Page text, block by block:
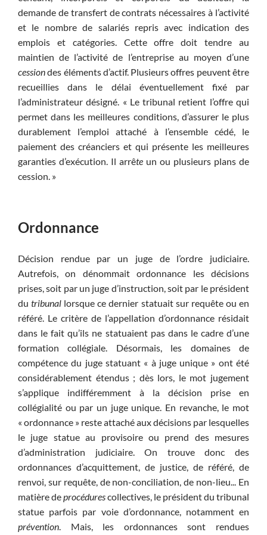
demande de transfert de contrats nécessaires à l’activité
et le nombre de salariés repris avec indication des
emplois et catégories. Cette offre doit tendre au
maintien de l’activité de l’entreprise au moyen d’une
cessiondes éléments d’actif. Plusieurs offres peuvent être
recueillies dans le délai éventuellement fixé par
l’administrateur désigné. « Le tribunal retient l’offre qui
permet dans les meilleures conditions, d’assurer le plus
durablement l’emploi attaché à l’ensemble cédé, le
paiement des créanciers et qui présente les meilleures
garanties d’exécution. Il arrête un ou plusieurs plans de
cession. »
Ordonnance
Décision rendue par un juge de l’ordre judiciaire.
Autrefois, on dénommait ordonnance les décisions
prises, soit par un juge d’instruction, soit par le président
dutribunal lorsque ce dernier statuait sur requête ou en
référé. Le critère de l’appellation d’ordonnance résidait
dans le fait qu’ils ne statuaient pas dans le cadre d’une
formation collégiale. Désormais, les domaines de
compétence du juge statuant « à juge unique » ont été
considérablement étendus ; dès lors, le mot jugement
s’applique indifféremment à la décision prise en
collégialité ou par un juge unique. En revanche, le mot
« ordonnance » reste attaché aux décisions par lesquelles
le juge statue au provisoire ou prend des mesures
d’administration judiciaire. On trouve donc des
ordonnances d’acquittement, de justice, de référé, de
renvoi, sur requête, de non-conciliation, de non-lieu... En
matière deprocédurescollectives, le président du tribunal
statue parfois par voie d’ordonnance, notamment en
prévention. Mais, les ordonnances sont rendues